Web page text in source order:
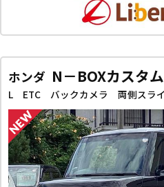
ホンダ N－BOXカスタム